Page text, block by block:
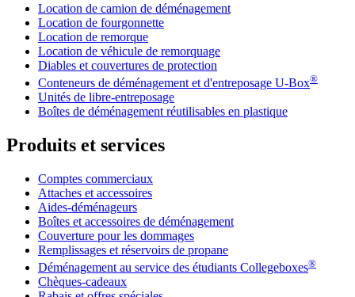
Location de camion de déménagement
Location de fourgonnette
Location de remorque
Location de véhicule de remorquage
Diables et couvertures de protection
Conteneurs de déménagement et d'entreposage U-Box®
Unités de libre-entreposage
Boîtes de déménagement réutilisables en plastique
Produits et services
Comptes commerciaux
Attaches et accessoires
Aides-déménageurs
Boîtes et accessoires de déménagement
Couverture pour les dommages
Remplissages et réservoirs de propane
Déménagement au service des étudiants Collegeboxes®
Chèques-cadeaux